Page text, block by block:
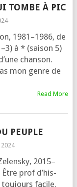
TOMBE À PIC
1981–1986, de
à * (sai­son 5)
chan­son.
mon genre de
Read More
PEUPLE
2015–
prof d’his­
tou­jours facile.